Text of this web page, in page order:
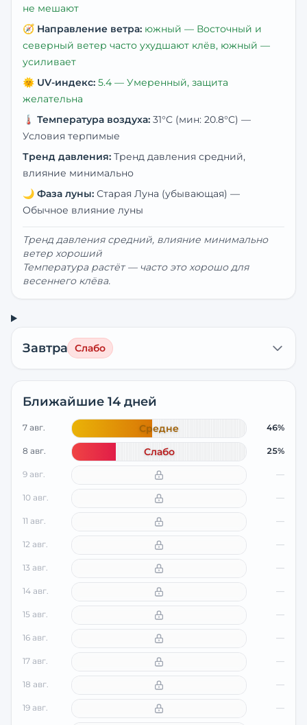
не мешают
🧭 Направление ветра: южный — Восточный и
северный ветер часто ухудшают клёв, южный —
усиливает
🌞 UV-индекс: 5.4 — Умеренный, защита
желательна
🌡️ Температура воздуха: 31°C (мин: 20.8°C) —
Условия терпимые
Тренд давления: Тренд давления средний,
влияние минимально
🌙 Фаза луны: Старая Луна (убывающая) —
Обычное влияние луны
Тренд давления средний, влияние минимально
ветер хороший
Температура растёт — часто это хорошо для
весеннего клёва.
Завтра Слабо
Ближайшие 14 дней
7 авг. Средне 46%
8 авг. Слабо 25%
9 авг. —
10 авг. —
11 авг. —
12 авг. —
13 авг. —
14 авг. —
15 авг. —
16 авг. —
17 авг. —
18 авг. —
19 авг. —